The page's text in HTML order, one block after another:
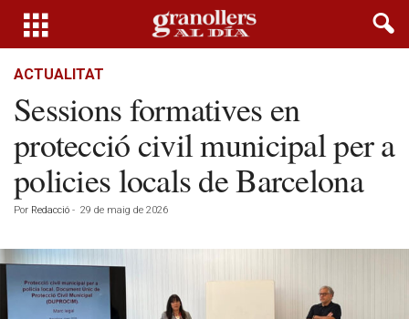
ACTUALITAT
Sessions formatives en
protecció civil municipal per a
policies locals de Barcelona
Por Redacció - 29 de maig de 2026